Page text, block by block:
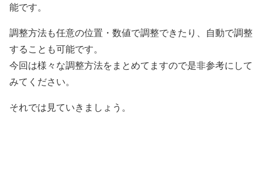
能です。
調整方法も任意の位置・数値で調整できたり、自動で調整
することも可能です。
今回は様々な調整方法をまとめてますので是非参考にして
みてください。
それでは見ていきましょう。